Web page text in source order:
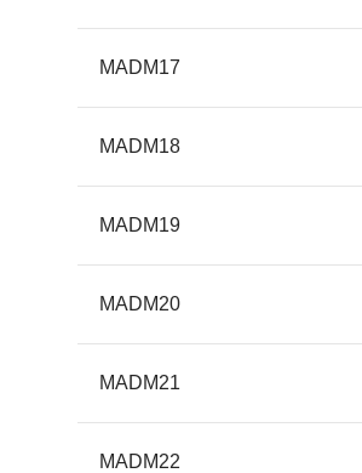
MADM17
MADM18
MADM19
MADM20
MADM21
MADM22